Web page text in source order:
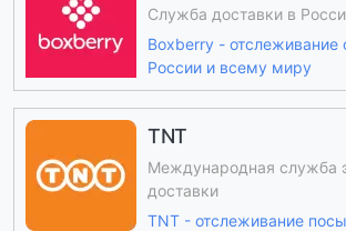
Служба доставки в
Boxberry - отслеживание
России и всему миру
TNT
Международная служба
доставки
TNT - отслеживание